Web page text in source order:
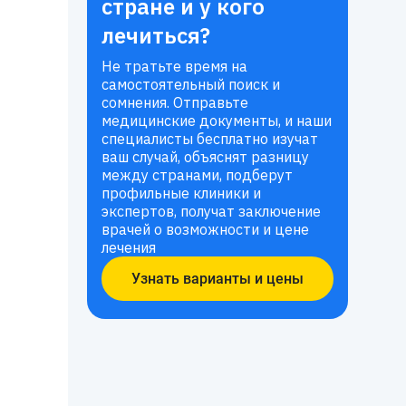
стране и у кого
лечиться?
Не тратьте время на
самостоятельный поиск и
сомнения. Отправьте
медицинские документы, и наши
специалисты бесплатно изучат
ваш случай, объяснят разницу
между странами, подберут
профильные клиники и
экспертов, получат заключение
врачей о возможности и цене
лечения
Узнать варианты и цены